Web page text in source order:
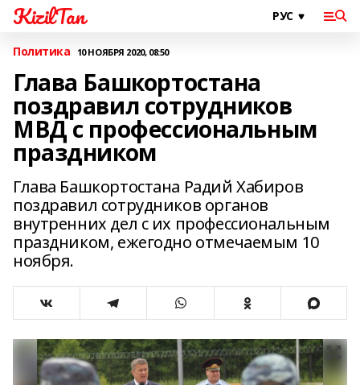
KizilTan
Политика 10 НОЯБРЯ 2020, 08:50
Глава Башкортостана
поздравил сотрудников
МВД с профессиональным
праздником
Глава Башкортостана Радий Хабиров
поздравил сотрудников органов
внутренних дел с их профессиональным
праздником, ежегодно отмечаемым 10
ноября.